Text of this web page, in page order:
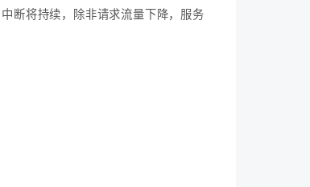
断将持续，除非请求流量下降，服务